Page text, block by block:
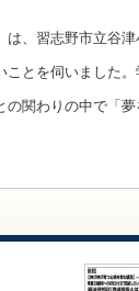
、習志野市立谷
とを伺いました
関わりの中で「